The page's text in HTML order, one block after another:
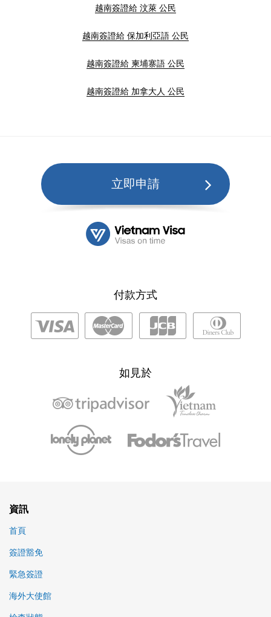
越南簽證給 汶萊 公民
越南簽證給 保加利亞語 公民
越南簽證給 柬埔寨語 公民
越南簽證給 加拿大人 公民
立即申請
付款方式
如見於
資訊
首頁
簽證豁免
緊急簽證
海外大使館